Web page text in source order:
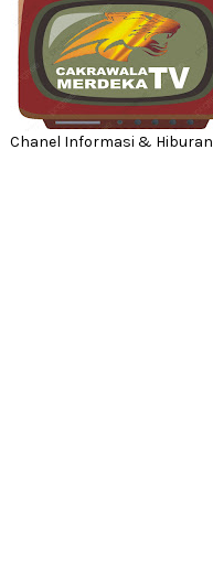
Chanel Informasi & Hiburan